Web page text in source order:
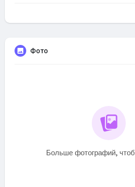
Фото
Больше фотографий,